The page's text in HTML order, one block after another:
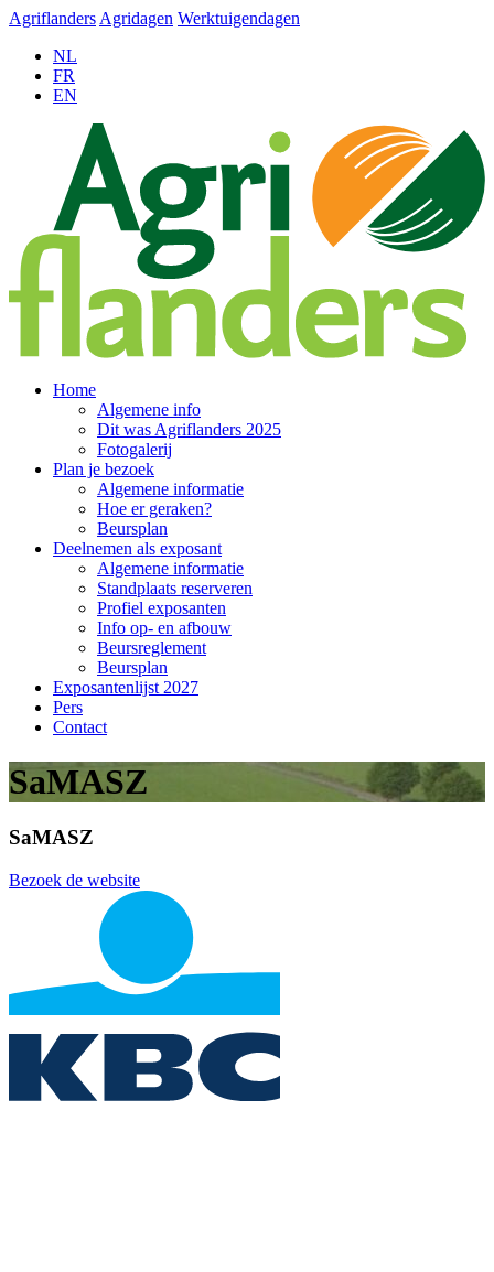
Agriflanders Agridagen Werktuigendagen
NL
FR
EN
Home
Algemene info
Dit was Agriflanders 2025
Fotogalerij
Plan je bezoek
Algemene informatie
Hoe er geraken?
Beursplan
Deelnemen als exposant
Algemene informatie
Standplaats reserveren
Profiel exposanten
Info op- en afbouw
Beursreglement
Beursplan
Exposantenlijst 2027
Pers
Contact
SaMASZ
SaMASZ
Bezoek de website